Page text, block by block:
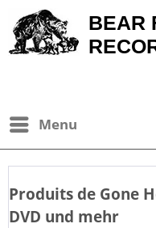
BEAR
Menu
Produits de Gone
DVD und mehr